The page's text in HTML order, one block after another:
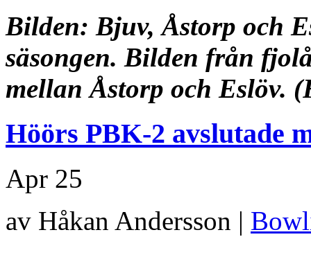
Bilden: Bjuv, Åstorp och
säsongen. Bilden från
mellan Åstorp och Eslöv.
Höörs PBK-2 avslutade
Apr 25
av Håkan Andersson |